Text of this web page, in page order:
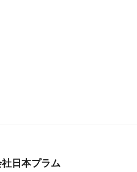
日本プラム